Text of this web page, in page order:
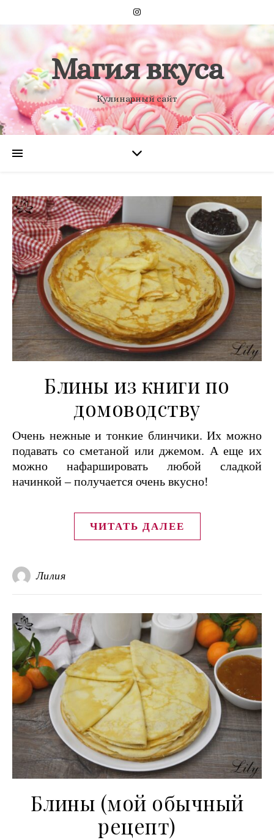
Магия вкуса
Кулинарный сайт
Блины из книги по
домоводству
Очень нежные и тонкие блинчики. Их можно
подавать со сметаной или джемом. А еще их
можно нафаршировать любой сладкой
начинкой – получается очень вкусно!
ЧИТАТЬ ДАЛЕЕ
Лилия
Блины (мой обычный
рецепт)